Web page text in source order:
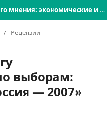
Мониторинг общественного мнения: экономические и социальные перемены
/ Рецензии
выборам:
— 2007»